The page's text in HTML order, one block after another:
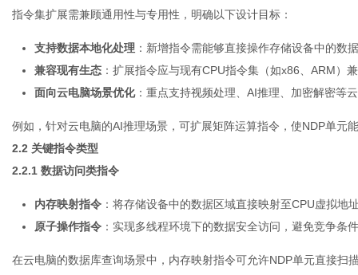
指令集扩展需兼顾通用性与专用性，明确以下设计目标：
支持数据本地化处理 ：新增指令需能够直接操作存储设备中的数
兼容现有生态 ：扩展指令应与现有CPU指令集（如x86、ARM）
面向云电脑场景优化：重点支持视频处理、AI推理、加密解密等
例如，针对云电脑的AI推理场景，可扩展矩阵运算指令，使NDP单元
2.2 关键指令类型
2.2.1 数据访问类指令
内存映射指令 ：将存储设备中的数据区域直接映射至CPU虚拟地
原子操作指令 ：实现多线程环境下的数据安全访问，避免竞争条
在云电脑的数据库查询场景中，内存映射指令可允许NDP单元直接扫